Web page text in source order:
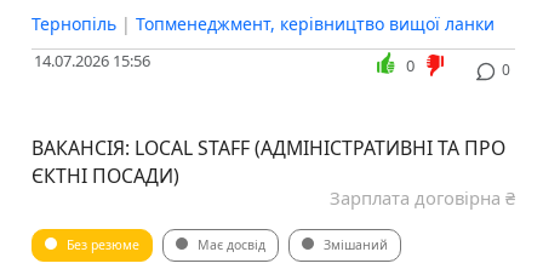
Тернопіль | Топменеджмент, керівництво вищої ланки
14.07.2026 15:56 0
0
ВАКАНСІЯ: LOCAL STAFF (АДМІНІСТРАТИВНІ ТА ПРО
ЄКТНІ ПОСАДИ)
Зарплата договірна ₴
Без резюме Має досвід Змішаний